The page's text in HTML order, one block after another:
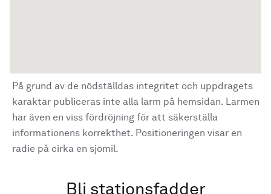
På grund av de nödställdas integritet och uppdragets
karaktär publiceras inte alla larm på hemsidan. Larmen
har även en viss fördröjning för att säkerställa
informationens korrekthet. Positioneringen visar en
radie på cirka en sjömil.
Bli stationsfadder